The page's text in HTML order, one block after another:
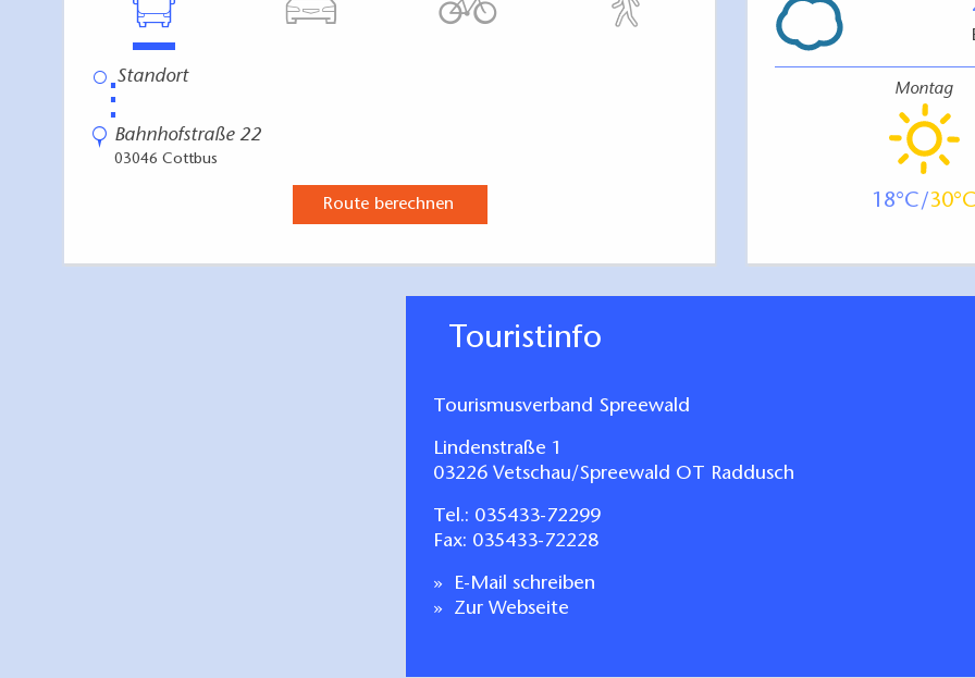
Bei den hier dargestellten Daten handelt es sich um geprüfte Daten
Datum der Datenerhebung: 14.03.2023
Erheber (Institution): Museumsverband Land Brandenburg
⋮
Bahnhofstraße 22
03046 Cottbus
Route berechnen
Montag
18 30
Touristinfo
Tourismusverband Spreewald
Lindenstraße 1
03226 Vetschau/Spreewald OT Raddusch
Tel.: 035433-72299
Fax: 035433-72228
E-Mail schreiben
Zur Webseite